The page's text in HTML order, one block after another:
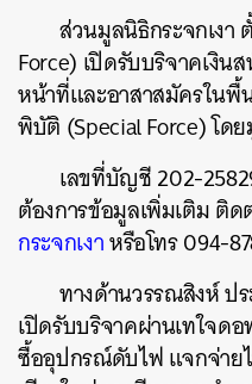
ส่วนมูลนิธิกระจกเง
Force) เปิดรับบริจาคเงิน
หน้าที่และอาสาสมัครในพื้
พิบัติ (Special Force) โด
เลขที่บัญชี 202-
ต้องการข้อมูลเพิ่มเติม ติ
กระจกเงาหรือโทร 094-
ทางด้านวรรณสิงห์ ป
เปิดรับบริจาคผ่านเทใจด
ซื้ออุปกรณ์ดับไฟ แจกจ่าย
ค้นหา
SHARE